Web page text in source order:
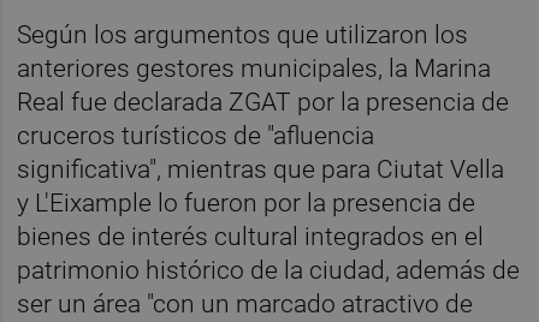
Según los argumentos que utilizaron los
anteriores gestores municipales, la Marina
Real fue declarada ZGAT por la presencia de
cruceros turísticos de "afluencia
significativa", mientras que para Ciutat Vella
y L'Eixample lo fueron por la presencia de
bienes de interés cultural integrados en el
patrimonio histórico de la ciudad, además de
ser un área "con un marcado atractivo de